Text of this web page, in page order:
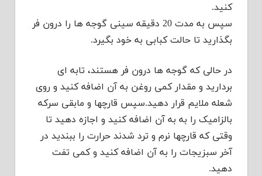
کنید.
سپس به مدت 20 دقیقه سینی گوجه ها را درون فر
بگذارید تا حالت کبابی به خود بگیرد.
در حالی که گوجه ها درون فر هستند، تابه ای
بردارید و مقدار کمی روغن به آن اضافه کنید و روی
شعله ملایم قرار دهید.سپس قارچها و مابقی سرکه
بالزامیک را به به آن اضافه کنید و اجازه دهید تا
وقتی که قارچها نرم و ترد شدند حرارت را ببندید در
آخر سبزیجات را به آن اضافه کنید و کمی تفت
دهید.